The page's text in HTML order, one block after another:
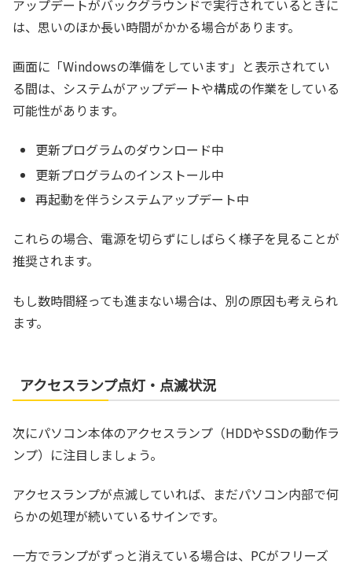
アップデートがバックグラウンドで実行されているときに
は、思いのほか長い時間がかかる場合があります。
画面に「Windowsの準備をしています」と表示されてい
る間は、システムがアップデートや構成の作業をしている
可能性があります。
更新プログラムのダウンロード中
更新プログラムのインストール中
再起動を伴うシステムアップデート中
これらの場合、電源を切らずにしばらく様子を見ることが
推奨されます。
もし数時間経っても進まない場合は、別の原因も考えられ
ます。
アクセスランプ点灯・点滅状況
次にパソコン本体のアクセスランプ（HDDやSSDの動作ラ
ンプ）に注目しましょう。
アクセスランプが点滅していれば、まだパソコン内部で何
らかの処理が続いているサインです。
一方でランプがずっと消えている場合は、PCがフリーズ